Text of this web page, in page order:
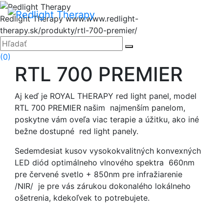
Hore
Redlight Therapywww.www.redlight-
therapy.sk/produkty/rtl-700-premier/
Zatvoriť
Hľadať:
(0)
RTL 700 PREMIER
Aj keď je ROYAL THERAPY red light panel, model
RTL 700 PREMIER našim najmenším panelom,
poskytne vám oveľa viac terapie a úžitku, ako iné
bežne dostupné red light panely.
Sedemdesiat kusov vysokokvalitných konvexných
LED diód optimálneho vlnového spektra 660nm
pre červené svetlo + 850nm pre infražiarenie
/NIR/ je pre vás zárukou dokonalého lokálneho
ošetrenia, kdekoľvek to potrebujete.